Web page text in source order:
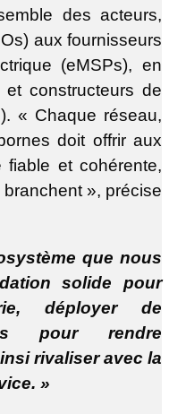
des acteurs,
aux fournisseurs
(eMSPs), en
constructeurs de
« Chaque réseau,
doit offrir aux
fiable et cohérente,
branchent », précise
que nous
solide pour
déployer de
pour rendre
rivaliser avec la
»